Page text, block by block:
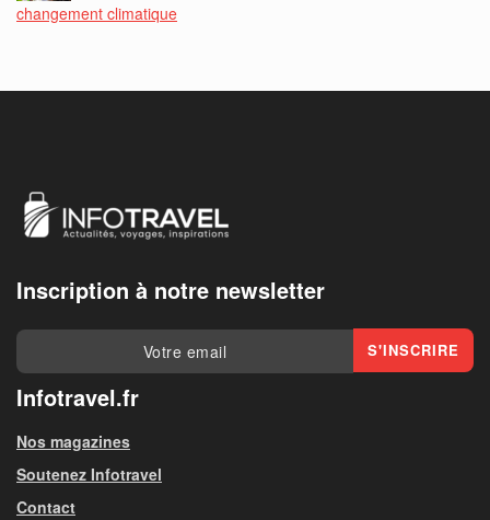
changement climatique
Inscription à notre newsletter
Infotravel.fr
Nos magazines
Soutenez Infotravel
Contact